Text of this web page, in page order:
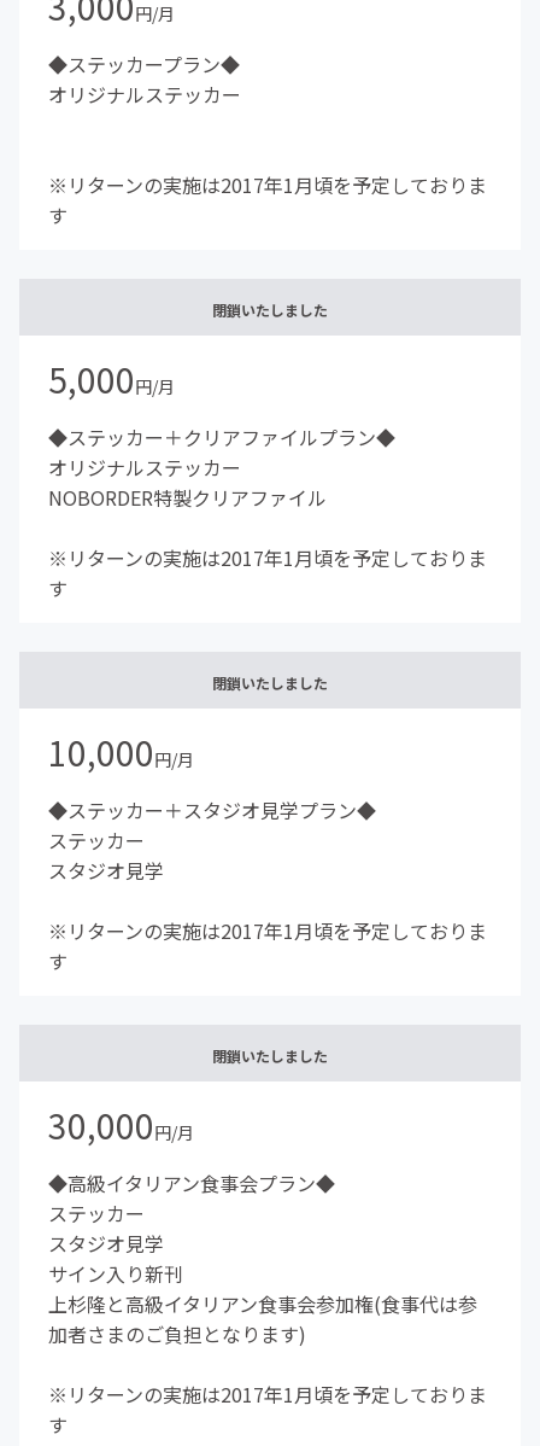
円/月
◆ステッカープラン◆
オリジナルステッカー
※リターンの実施は2017年1月頃を予定しておりま
す
閉鎖いたしました
5,000円/月
◆ステッカー＋クリアファイルプラン◆
オリジナルステッカー
NOBORDER特製クリアファイル
※リターンの実施は2017年1月頃を予定しておりま
す
閉鎖いたしました
10,000円/月
◆ステッカー＋スタジオ見学プラン◆
ステッカー
スタジオ見学
※リターンの実施は2017年1月頃を予定しておりま
す
閉鎖いたしました
30,000円/月
◆高級イタリアン食事会プラン◆
ステッカー
スタジオ見学
サイン入り新刊
上杉隆と高級イタリアン食事会参加権(食事代は参
加者さまのご負担となります)
※リターンの実施は2017年1月頃を予定しておりま
す